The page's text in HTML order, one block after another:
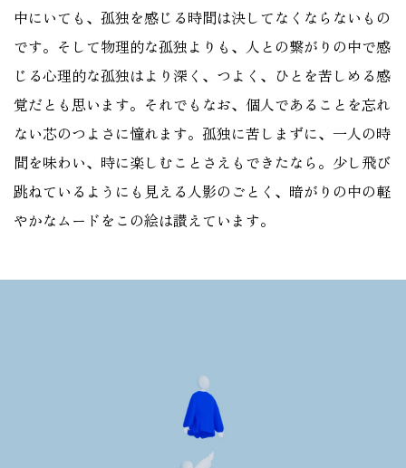
中にいても、孤独を感じる時間は決してなくならないもの
です。そして物理的な孤独よりも、人との繋がりの中で感
じる心理的な孤独はより深く、つよく、ひとを苦しめる感
覚だとも思います。それでもなお、個人であることを忘れ
ない芯のつよさに憧れます。孤独に苦しまずに、一人の時
間を味わい、時に楽しむことさえもできたなら。少し飛び
跳ねているようにも見える人影のごとく、暗がりの中の軽
やかなムードをこの絵は讃えています。